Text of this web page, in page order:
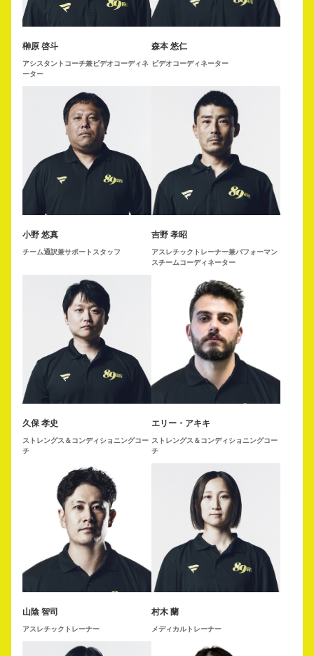
榊原 啓斗
アシスタントコーチ兼ビデオコーディネ
ーター
森本 悠仁
ビデオコーディネーター
小野 悠真
チーム通訳兼サポートスタッフ
吉野 孝昭
アスレチックトレーナー兼パフォーマン
スチームコーディネーター
久保 孝史
ストレングス＆コンディショニングコー
チ
エリー・アキキ
ストレングス＆コンディショニングコー
チ
山陰 智司
アスレチックトレーナー
村木 蘭
メディカルトレーナー